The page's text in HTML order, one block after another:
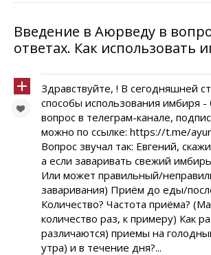
Введение в Аюрведу в
ответах. Как использовать
Здравствуйте, ! В сегодняшней
способы использования имбиря -
вопрос в телеграм-канале,
можно по ссылке: https://t.me/
Вопрос звучал так: Евгений,
а если заваривать свежий
Или может правильный/
заваривания) Приём до еды/
Количество? Частота приёма?
количество раз, к примеру) Как
различаются) приемы на
утра) и в течение дня?...